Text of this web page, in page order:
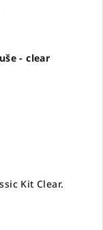
- clear
Kit Clear.